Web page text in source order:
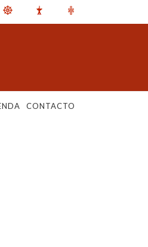
CONTACTO